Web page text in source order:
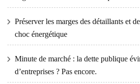
Préserver les marges des détaillants et
choc énergétique
Minute de marché : la dette publique
d’entreprises ? Pas encore.